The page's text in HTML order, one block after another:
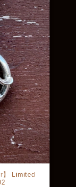
】 Limited